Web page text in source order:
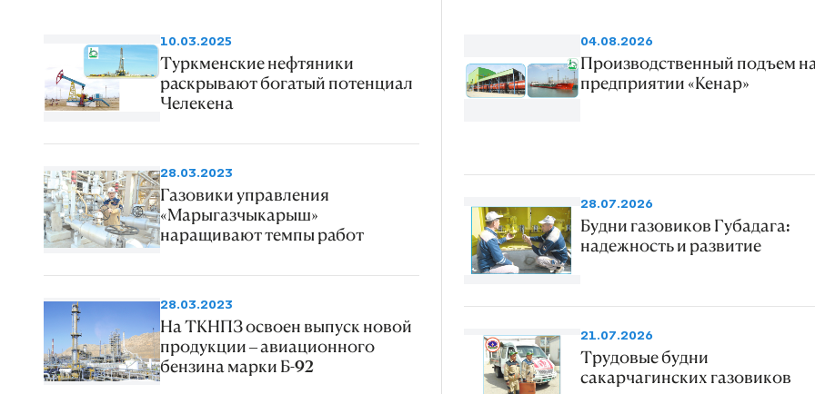
10.03.2025
Туркменские нефтяники
раскрывают богатый потенциал
Челекена
28.03.2023
Газовики управления
«Марыгазчыкарыш»
наращивают темпы работ
28.03.2023
На ТКНПЗ освоен выпуск новой
продукции – авиационного
бензина марки Б-92
04.08.2026
Производственный подъем
предприятии «Кенар»
28.07.2026
Будни газовиков Губадага:
надежность и развитие
21.07.2026
Трудовые будни
сакарчагинских газовиков